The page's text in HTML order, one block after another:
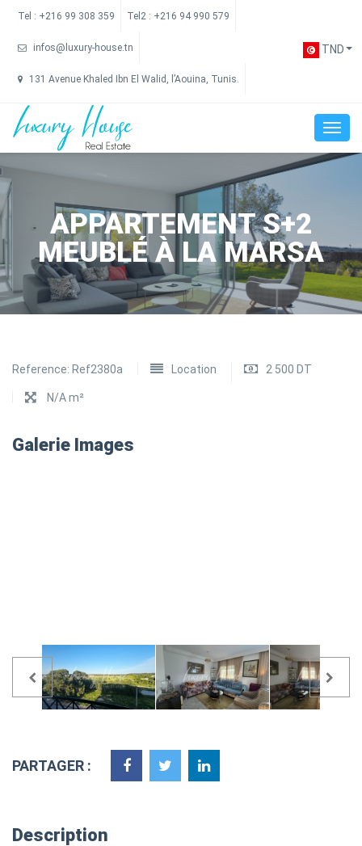
Tel : +216 99 308 359 Tel2 : +216 94 990 579
infos@luxury-house.tn
131 Avenue Khaled Ibn El Walid, l’Aouina, Tunis.
TND
APPARTEMENT S+2
MEUBLÉ À LA MARSA
Reference: Ref2380a Location 2 500 DT
N/A m²
Galerie Images
PARTAGER :
Description